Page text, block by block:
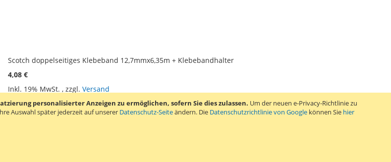
personalisierter Anzeigen zu ermöglichen, sofern Sie dies zulassen. Um der neuen e-Privacy-Richtlinie zu
Auswahl später jederzeit auf unserer Datenschutz-Seiteändern. Die Datenschutzrichtlinie von Google können Sie hier
Scotch doppelseitiges Klebeband 12,7mmx6,35m + Klebebandhalter
4,08 €
Inkl. 19% MwSt. , zzgl. Versand
In den Warenkorb
ZUR
WUNSCHLISTE
ZUR
VERGLEICHSLISTE